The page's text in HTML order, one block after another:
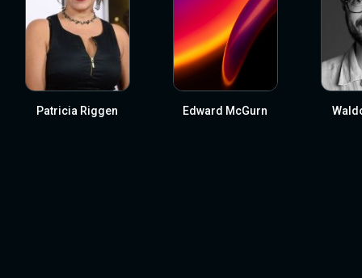
Patricia Riggen Edward McGurn